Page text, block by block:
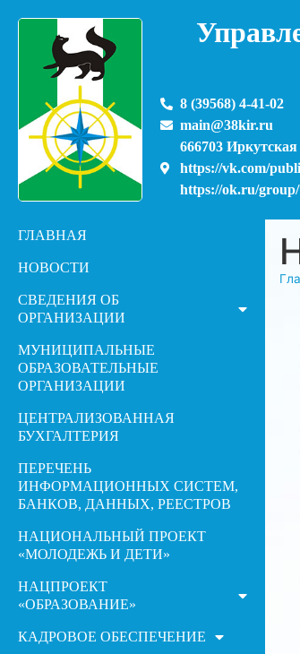
8 (39568) 4-41-02
main@38kir.ru
666703
https://vk.com/
https://ok.ru/group/
ГЛАВНАЯ
НОВОСТИ
СВЕДЕНИЯ ОБ
ОРГАНИЗАЦИИ
МУНИЦИПАЛЬНЫЕ
ОБРАЗОВАТЕЛЬНЫЕ
ОРГАНИЗАЦИИ
ЦЕНТРАЛИЗОВАННАЯ
БУХГАЛТЕРИЯ
ПЕРЕЧЕНЬ
ИНФОРМАЦИОННЫХ СИСТЕМ,
БАНКОВ, ДАННЫХ, РЕЕСТРОВ
НАЦИОНАЛЬНЫЙ ПРОЕКТ
«МОЛОДЕЖЬ И ДЕТИ»
НАЦПРОЕКТ
«ОБРАЗОВАНИЕ»
КАДРОВОЕ ОБЕСПЕЧЕНИЕ